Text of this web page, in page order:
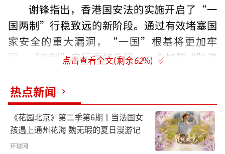
谢锋指出，香港国安法的实施开启了“一
国两制”行稳致远的新阶段。通过有效堵塞国
家安全的重大漏洞，“一国”根基将更加牢
固，“两制”空间更加广阔。一个加装“防盗
展经济、改善民生，更加深度融入国家发展大
局，为包括印尼在内的国际投资者提供法治更
加健全、更加安全稳定、更可预期的投资环境
以及更加光明的合作前景。
点击查看全文(剩余62%)
热点新闻
《花园北京》第二季第6期丨当法国女
孩遇上通州花海 魏无瑕的夏日漫游记
环球网